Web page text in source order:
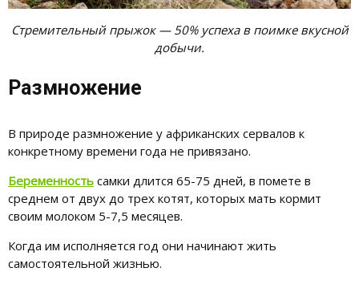
Стремительный прыжок — 50% успеха в поимке вкусной
добычи.
Размножение
В природе размножение у африканских сервалов к
конкретному времени года не привязано.
Беременность самки длится 65-75 дней, в помете в
среднем от двух до трех котят, которых мать кормит
своим молоком 5-7,5 месяцев.
Когда им исполняется год они начинают жить
самостоятельной жизнью.